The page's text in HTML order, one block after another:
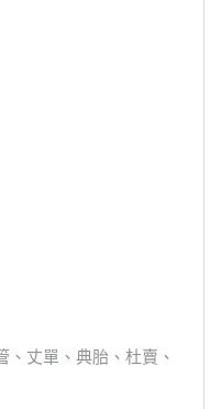
、丈單、典胎、杜賣、